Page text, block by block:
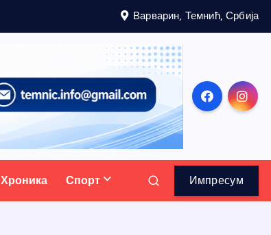
Варварин, Темнић, Србија
Хроника Спорт Импресум